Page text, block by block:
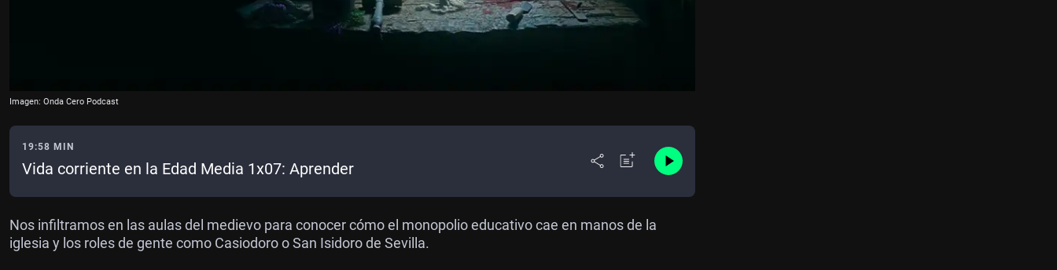
Imagen: Onda Cero Podcast
19:58 MIN
Vida corriente en la Edad Media 1x07: Aprender
Nos infiltramos en las aulas del medievo para conocer cómo el monopolio educativo cae en manos de la
iglesia y los roles de gente como Casiodoro o San Isidoro de Sevilla.